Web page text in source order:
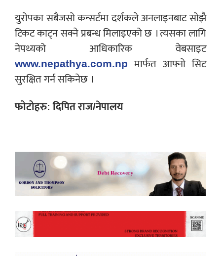
युरोपका सबैजसो कन्सर्टमा दर्शकले अनलाइनबाट सोझै
टिकट काट्न सक्ने प्रबन्ध मिलाइएको छ । त्यसका लागि
नेपथ्यको आधिकारिक वेबसाइट
www.nepathya.com.np मार्फत आफ्नो सिट
सुरक्षित गर्न सकिनेछ ।
फोटोहरु: दिपित राज/नेपालय